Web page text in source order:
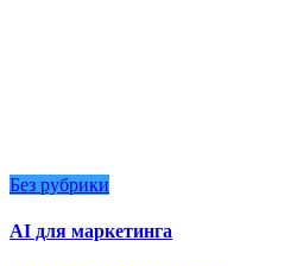
Без рубрики
AI для маркетинга